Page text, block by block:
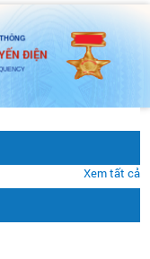
ĐIỆN
Xem tất cả